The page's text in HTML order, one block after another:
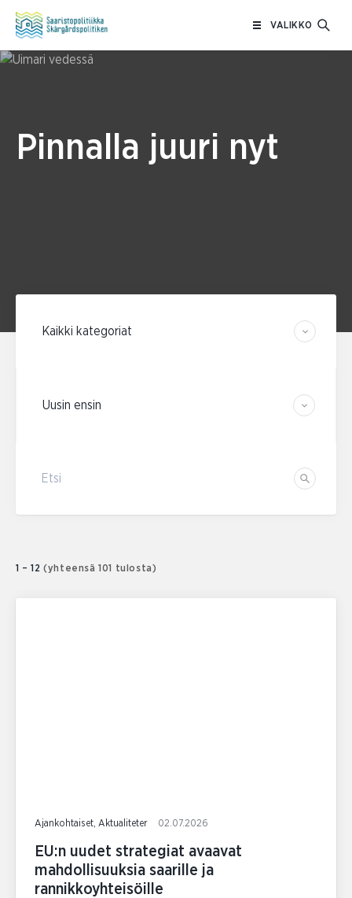
VALIKKO
Pinnalla juuri nyt
Etsi
1 – 12 (yhteensä 101 tulosta)
Ajankohtaiset, Aktualiteter 02.07.2026
EU:n uudet strategiat avaavat
mahdollisuuksia saarille ja
rannikkoyhteisöille